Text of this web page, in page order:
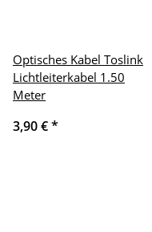
Optisches Kabel Toslink
Lichtleiterkabel 1.50
Meter
3,90 €*